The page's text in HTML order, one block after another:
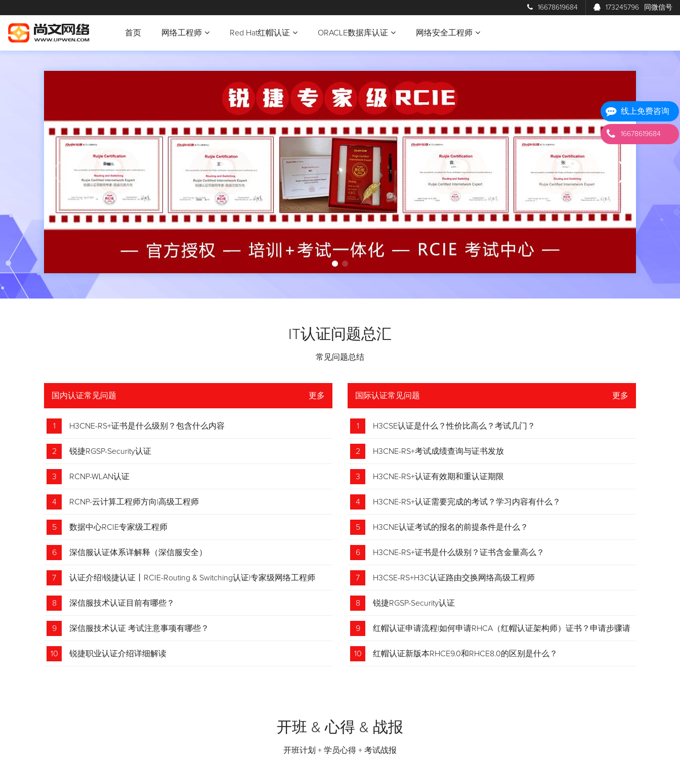
16678619684 173245796 同微信号
首页 网络工程师 Red Hat红帽认证 ORACLE数据库认证 网络安全工程师
IT认证问题总汇
常见问题总结
国内认证常见问题 更多
1 H3CNE-RS+证书是什么级别？包含什么内容
2 锐捷RGSP-Security认证
3 RCNP-WLAN认证
4 RCNP-云计算工程师方向|高级工程师
5 数据中心RCIE专家级工程师
6 深信服认证体系详解释（深信服安全）
7 认证介绍|锐捷认证丨RCIE-Routing & Switching认证|专家级网络工程师
8 深信服技术认证目前有哪些？
9 深信服技术认证 考试注意事项有哪些？
10 锐捷职业认证介绍详细解读
国际认证常见问题 更多
1 H3CSE认证是什么？性价比高么？考试几门？
2 H3CNE-RS+考试成绩查询与证书发放
3 H3CNE-RS+认证有效期和重认证期限
4 H3CNE-RS+认证需要完成的考试？学习内容有什么？
5 H3CNE认证考试的报名的前提条件是什么？
6 H3CNE-RS+证书是什么级别？证书含金量高么？
7 H3CSE-RS+H3C认证路由交换网络高级工程师
8 锐捷RGSP-Security认证
9 红帽认证申请流程|如何申请RHCA（红帽认证架构师）证书？申请步骤请
收藏！
10 红帽认证新版本RHCE9.0和RHCE8.0的区别是什么？
开班 & 心得 & 战报
开班计划 + 学员心得 + 考试战报
线上免费咨询
16678619684